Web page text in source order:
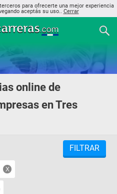
para ofrecerte una mejor experiencia
aceptás su uso.. Cerrar
online de
en Tres
FILTRAR